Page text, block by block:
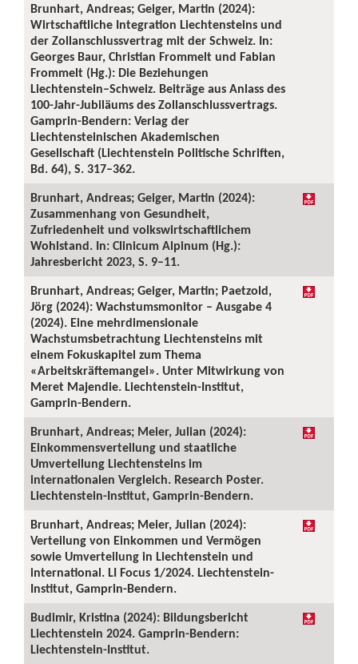
Brunhart, Andreas; Geiger, Martin (2024):
Wirtschaftliche Integration Liechtensteins und
der Zollanschlussvertrag mit der Schweiz. In:
Georges Baur, Christian Frommelt und Fabian
Frommelt (Hg.): Die Beziehungen
Liechtenstein–Schweiz. Beiträge aus Anlass des
100-Jahr-Jubiläums des Zollanschlussvertrags.
Gamprin-Bendern: Verlag der
Liechtensteinischen Akademischen
Gesellschaft (Liechtenstein Politische Schriften,
Bd. 64), S. 317–362.
Brunhart, Andreas; Geiger, Martin (2024):
Zusammenhang von Gesundheit,
Zufriedenheit und volkswirtschaftlichem
Wohlstand. In: Clinicum Alpinum (Hg.):
Jahresbericht 2023, S. 9–11.
Brunhart, Andreas; Geiger, Martin; Paetzold,
Jörg (2024): Wachstumsmonitor – Ausgabe 4
(2024). Eine mehrdimensionale
Wachstumsbetrachtung Liechtensteins mit
einem Fokuskapitel zum Thema
«Arbeitskräftemangel». Unter Mitwirkung von
Meret Majendie. Liechtenstein-Institut,
Gamprin-Bendern.
Brunhart, Andreas; Meier, Julian (2024):
Einkommensverteilung und staatliche
Umverteilung Liechtensteins im
internationalen Vergleich. Research Poster.
Liechtenstein-Institut, Gamprin-Bendern.
Brunhart, Andreas; Meier, Julian (2024):
Verteilung von Einkommen und Vermögen
sowie Umverteilung in Liechtenstein und
international. LI Focus 1/2024. Liechtenstein-
Institut, Gamprin-Bendern.
Budimir, Kristina (2024): Bildungsbericht
Liechtenstein 2024. Gamprin-Bendern:
Liechtenstein-Institut.